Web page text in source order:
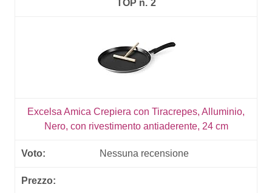
2
Excelsa Amica Crepiera con Tiracrepes, Alluminio,
Nero, con rivestimento antiaderente, 24 cm
Nessuna recensione